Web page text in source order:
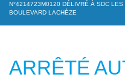
N°4214723M0120 DÉLIVRÉ À SDC
BOULEVARD LACHÈZE
ARRÊTÉ